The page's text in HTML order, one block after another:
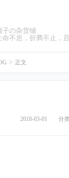
子の杂货铺
命不息，折腾不止，
> 正文
2018-03-01 分